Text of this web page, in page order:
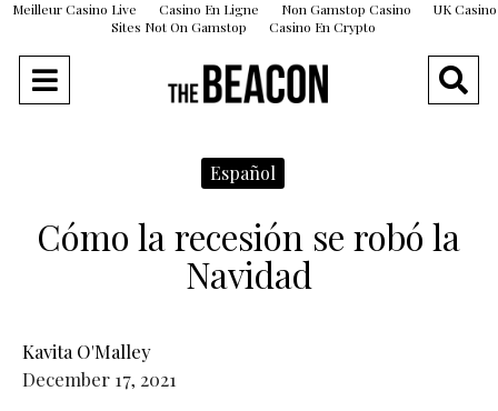
Meilleur Casino Live Casino En Ligne Non Gamstop Casino
UK Casino
Sites Not On Gamstop
Casino En Crypto
Español
Cómo la recesión se robó la
Navidad
Kavita O'Malley
December 17, 2021